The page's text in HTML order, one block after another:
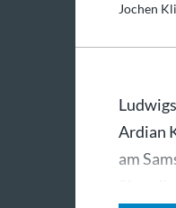
Jochen
Ardian
am